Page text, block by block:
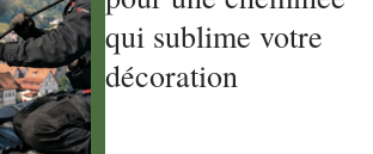
qui sublime votre
décoration